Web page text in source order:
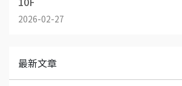
2026-02-27
最新文章